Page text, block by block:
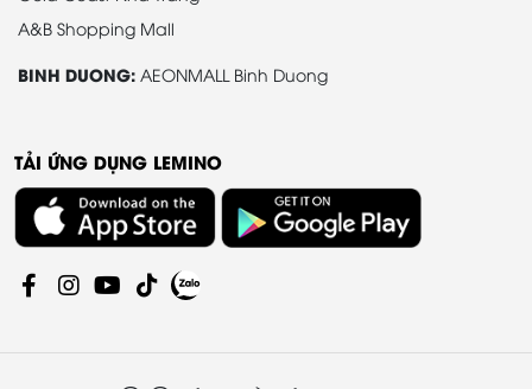
A&B Shopping Mall
BINH DUONG: AEONMALL Binh Duong
TẢI ỨNG DỤNG LEMINO